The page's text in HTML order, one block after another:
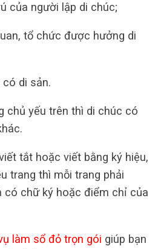
của người lập di chúc;
tổ chức được hưởng di
di sản.
chủ yếu trên thì di chúc có
tắt hoặc viết bằng ký hiệu,
trang thì mỗi trang phải
có chữ ký hoặc điểm chỉ của
làm sổ đỏ trọn gói giúp bạn